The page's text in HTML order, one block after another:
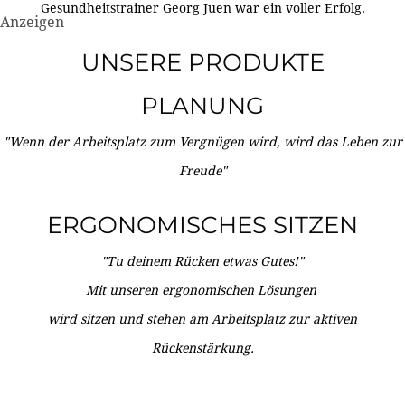
Gesundheitstrainer Georg Juen war ein voller Erfolg.
Anzeigen
UNSERE PRODUKTE
PLANUNG
"Wenn der Arbeitsplatz zum Vergnügen wird, wird das Leben zur
Freude"
ERGONOMISCHES SITZEN
"Tu deinem Rücken etwas Gutes!"
Mit unseren ergonomischen Lösungen
wird sitzen und stehen am Arbeitsplatz zur aktiven
Rückenstärkung.